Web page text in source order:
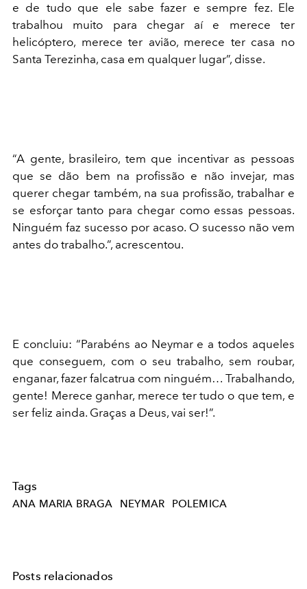
e de tudo que ele sabe fazer e sempre fez. Ele
trabalhou muito para chegar aí e merece ter
helicóptero, merece ter avião, merece ter casa no
Santa Terezinha, casa em qualquer lugar”, disse.
“A gente, brasileiro, tem que incentivar as pessoas
que se dão bem na profissão e não invejar, mas
querer chegar também, na sua profissão, trabalhar e
se esforçar tanto para chegar como essas pessoas.
Ninguém faz sucesso por acaso. O sucesso não vem
antes do trabalho.”, acrescentou.
E concluiu: “Parabéns ao Neymar e a todos aqueles
que conseguem, com o seu trabalho, sem roubar,
enganar, fazer falcatrua com ninguém… Trabalhando,
gente! Merece ganhar, merece ter tudo o que tem, e
ser feliz ainda. Graças a Deus, vai ser!”.
Tags
ANA MARIA BRAGA NEYMAR POLEMICA
Posts relacionados